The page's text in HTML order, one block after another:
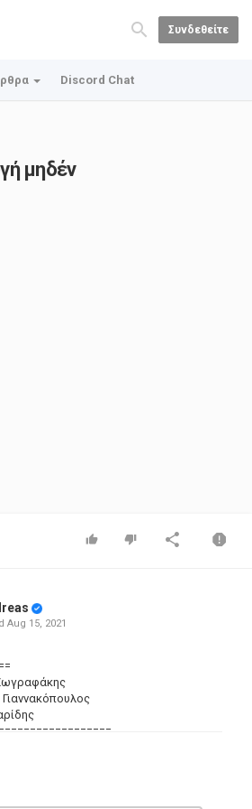
Συνδεθείτε
Discord Chat
μηδέν
Aug 15, 2021